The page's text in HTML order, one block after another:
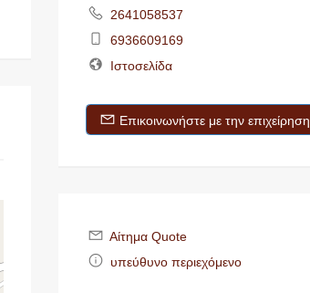
2641058537
6936609169
Ιστοσελίδα
Επικοινωνήστε με την επιχείρηση
Αίτημα Quote
υπεύθυνο περιεχόμενο